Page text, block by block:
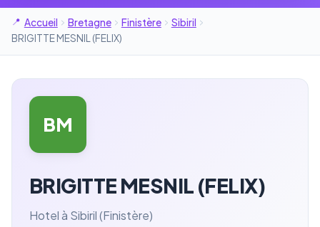
Accueil Bretagne Finistère
Sibiril
BRIGITTE MESNIL (FELIX)
BM
BRIGITTE MESNIL (FELIX)
Hotel à Sibiril (Finistère)